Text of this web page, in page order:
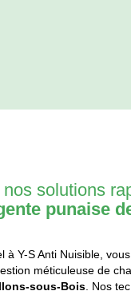
solutions
punaise
à Y-S Anti Nuisible,
méticuleuse de
sous-Bois. Nos